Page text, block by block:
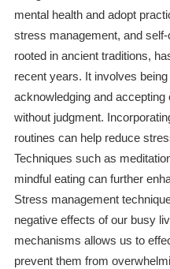
mental health and adopt
stress management, and
rooted in ancient traditions,
recent years. It involves
acknowledging and
without judgment.
routines can help reduce
Techniques such as
mindful eating can further
Stress management
negative effects of our busy
mechanisms allows us to
prevent them from